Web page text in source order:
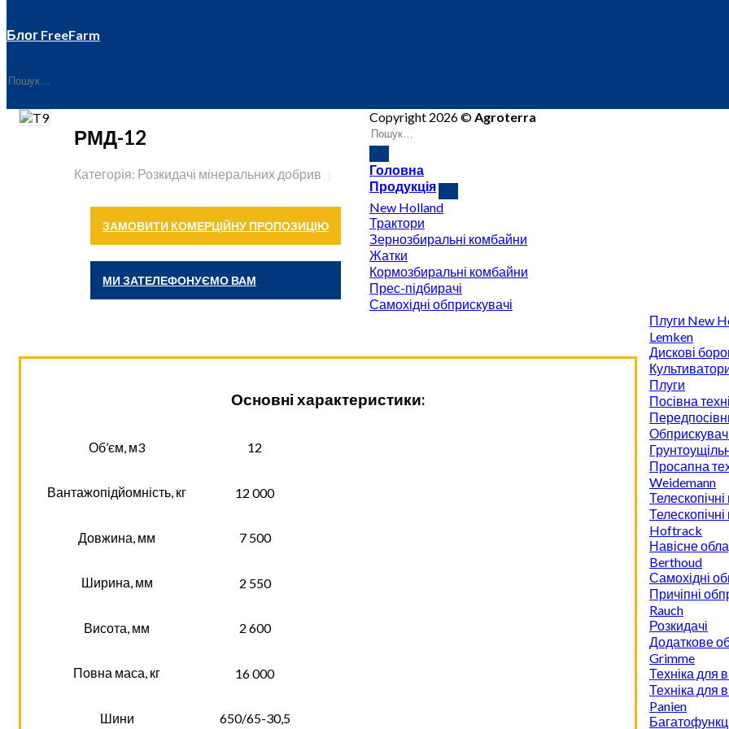
Блог FreeFarm
РМД-12
Категорія: Розкидачі мінеральних добрив
ЗАМОВИТИ КОМЕРЦІЙНУ ПРОПОЗИЦІЮ
МИ ЗАТЕЛЕФОНУЄМО ВАМ
Основні характеристики:
Об’єм, м3 12
Вантажопідйомність, кг 12 000
Довжина, мм 7 500
Ширина, мм 2 550
Висота, мм 2 600
Повна маса, кг 16 000
Шини 650/65-30,5
Copyright 2026 ©Agroterra
Головна
Продукція
New Holland
Трактори
Зернозбиральні комбайни
Жатки
Кормозбиральні комбайни
Прес-підбирачі
Самохідні обприскувачі
Плуги New
Lemken
Дискові
Плуги
Посівна
Просапна
Weidemann
Hoftrack
Навісне
Berthoud
Самохідні
Причіпні
Rauch
Розкидачі
Додаткове
Grimme
Техніка для
Техніка для
Panien